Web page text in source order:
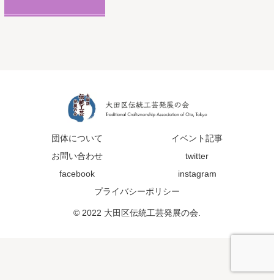
団体について
イベント記事
お問い合わせ
twitter
facebook
instagram
プライバシーポリシー
© 2022 大田区伝統工芸発展の会.